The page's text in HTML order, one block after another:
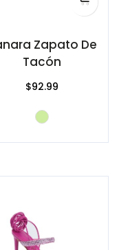
Zapato De
Tacón
$92.99